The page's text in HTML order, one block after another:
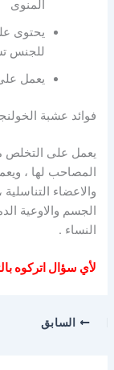
المنوى
يحتوى
للجنس
يعمل
فوائد عشبة
يعمل على التخلص
المصاحب لها ،
والاعضاء
الجسم والاوعية
النساء .
لأي سؤال اتركوه
السابق